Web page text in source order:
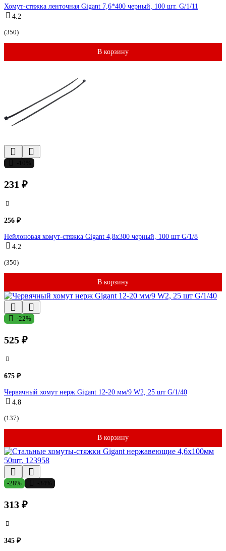
Хомут-стяжка ленточная Gigant 7,6*400 черный, 100 шт. G/1/11
4.2
(350)
В корзину
231 ₽
256 ₽
Нейлоновая хомут-стяжка Gigant 4,8х300 черный, 100 шт G/1/8
4.2
(350)
В корзину
-22%
525 ₽
675 ₽
Червячный хомут нерж Gigant 12-20 мм/9 W2, 25 шт G/1/40
4.8
(137)
В корзину
-28%
313 ₽
345 ₽